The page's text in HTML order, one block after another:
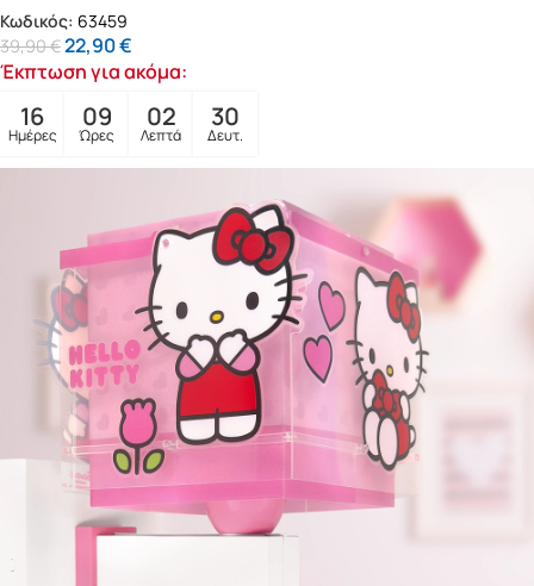
Κωδικός: 63459
39,90€22,90€
Έκπτωση για ακόμα:
16
Ημέρες
09
Ώρες
02
Λεπτά
28
Δευτ.